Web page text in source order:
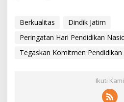
Berkualitas
Dindik Jatim
Peringatan Hari Pendidikan
Tegaskan Komitmen
Ikuti Kami